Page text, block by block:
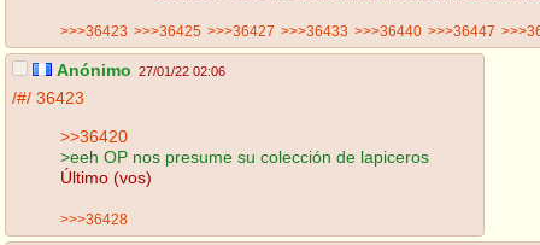
>>>36423 >>>36425 >>>36427 >>>36433 >>>36440 >>>36447
Anónimo 27/01/22 02:06
/#/ 36423
>>36420
>eeh OP nos presume su colección de lapiceros
Último (vos)
>>>36428